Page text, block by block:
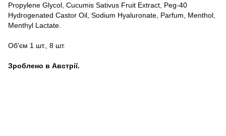
Propylene Glycol, Cucumis Sativus Fruit Extract, Peg-40
Hydrogenated Castor Oil, Sodium Hyaluronate, Parfum, Menthol,
Menthyl Lactate.
Об'єм 1 шт., 8 шт.
Зроблено в Австрії.